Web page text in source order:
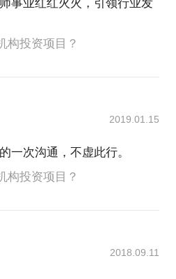
事业红红火火，引领行业发
构投资项目？
2019.01.15
一次沟通，不虚此行。
构投资项目？
2018.09.11